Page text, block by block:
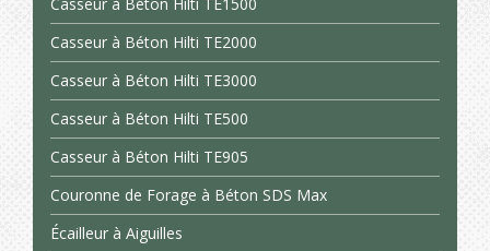
Casseur à Béton Hilti TE2000
Casseur à Béton Hilti TE3000
Casseur à Béton Hilti TE500
Casseur à Béton Hilti TE905
Couronne de Forage à Béton SDS Max
Écailleur à Aiguilles